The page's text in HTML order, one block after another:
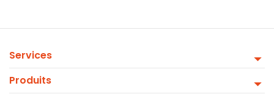
Services
Produits